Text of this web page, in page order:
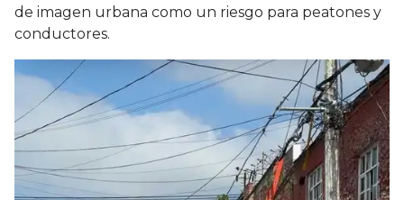
de imagen urbana como un riesgo para peatones y
conductores.